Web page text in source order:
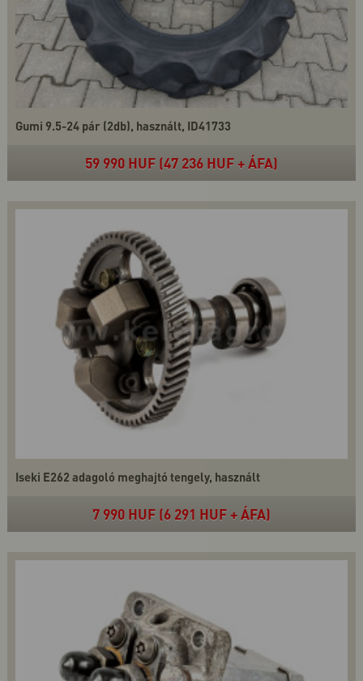
Gumi 9.5-24 pár (2db), használt, ID41733
59 990 HUF (47 236 HUF + ÁFA)
Iseki E262 adagoló meghajtó tengely, használt
7 990 HUF (6 291 HUF + ÁFA)